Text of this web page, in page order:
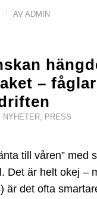
/ AV ADMIN
–
NYHETER, PRESS
till våren” med
Det är helt okej –
är det ofta